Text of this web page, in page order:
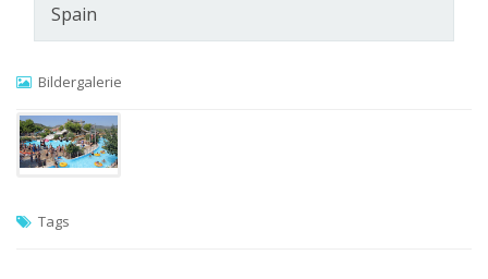
Spain
Bildergalerie
Tags